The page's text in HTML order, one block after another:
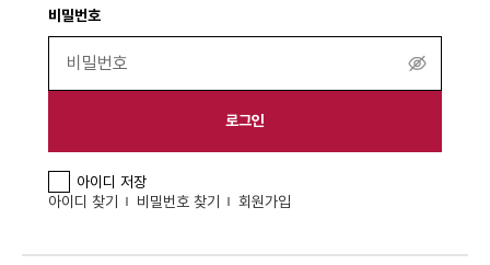
비밀번호
비
밀
로그인
아이디 저장
아이디 찾기
비밀번호 찾기 회원가입